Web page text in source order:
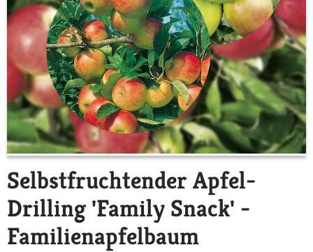
Selbstfruchtender Apfel-
Drilling 'Family Snack' -
Familienapfelbaum